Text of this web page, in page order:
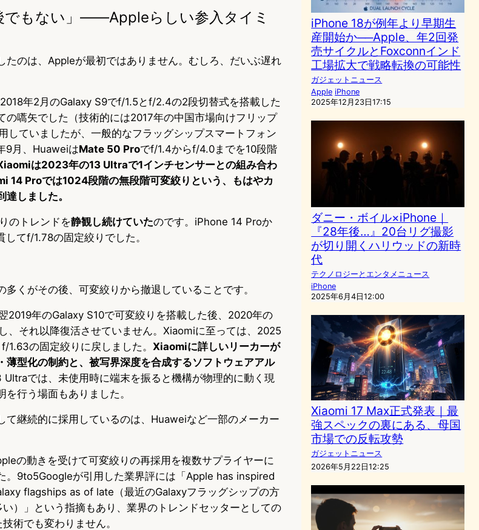
でもない」——Appleらしい参入タイミ
たのは、Appleが最初ではありません。むしろ、だいぶ遅れ
年2月のGalaxy S9でf/1.5とf/2.4の2段切替式を搭載した
の嚆矢でした（技術的には2017年の中国市場向けフリップ
していましたが、一般的なフラッグシップスマートフォン
9月、HuaweiはMate 50 Proでf/1.4からf/4.0までを10段階
は2023年の13 Ultraで1インチセンサーとの組み合わ
14 Proでは1024段階の無段階可変絞りという、もはやカ
しました。
のトレンドを静観し続けていたのです。iPhone 14 Proか
てf/1.78の固定絞りでした。
くがその後、可変絞りから撤退していることです。
2019年のGalaxy S10で可変絞りを搭載した後、2020年の
、それ以降復活させていません。Xiaomiに至っては、2025
の固定絞りに戻しました。 Xiaomiに詳しいリーカーが
薄型化の制約と、被写界深度を合成するソフトウェアアル
Ultraでは、未使用時に端末を振ると機構が物理的に動く現
行う場面もありました。
て継続的に採用しているのは、Huaweiなど一部のメーカー
の動きを受けて可変絞りの再採用を複数サプライヤーに
。9to5Googleが引用した業界評には「Apple has inspired
flagships as of late（最近のGalaxyフラッグシップの方
）」という指摘もあり、業界のトレンドセッターとしての
術でも変わりません。
iPhone 18が例年より早期生
産開始か──Apple、年2回発
売サイクルとFoxconnインド
工場拡大で戦略転換の可能性
ガジェットニュース
Apple iPhone
2025年12月23日17:15
ダニー・ボイル×iPhone｜
『28年後…』20台リグ撮影
が切り開くハリウッドの新時
代
テクノロジーとエンタメニュース
iPhone
2025年6月4日12:00
Xiaomi 17 Max正式発表｜最
強スペックの裏にある、母国
市場での反転攻勢
ガジェットニュース
2026年5月22日12:25